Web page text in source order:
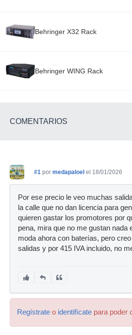
Behringer X32 Rack
Behringer WING Rack
COMENTARIOS
#1 por medapaloel el 18/01/2026
Por ese precio le veo muchas
la calle que no dan licencia para
quieren gastar los promotores por
pena, mira que no me gustan nada
moda ahora con baterías, pero
salidas y por 415 IVA incluido, no
Regístrate o identifícate para poder